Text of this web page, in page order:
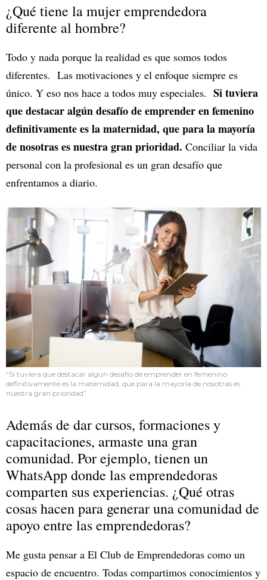
¿Qué tiene la mujer emprendedora
diferente al hombre?
Todo y nada porque la realidad es que somos todos
diferentes. Las motivaciones y el enfoque siempre es
único. Y eso nos hace a todos muy especiales. Si tuviera
que destacar algún desafío de emprender en femenino
definitivamente es la maternidad, que para la mayoría
de nosotras es nuestra gran prioridad. Conciliar la vida
personal con la profesional es un gran desafío que
enfrentamos a diario.
“Si tuviera que destacar algún desafío de emprender en femenino
definitivamente es la maternidad, que para la mayoría de nosotras es
nuestra gran prioridad”
Además de dar cursos, formaciones y
capacitaciones, armaste una gran
comunidad. Por ejemplo, tienen un
WhatsApp donde las emprendedoras
comparten sus experiencias. ¿Qué otras
cosas hacen para generar una comunidad de
apoyo entre las emprendedoras?
Me gusta pensar a El Club de Emprendedoras como un
espacio de encuentro. Todas compartimos conocimientos y